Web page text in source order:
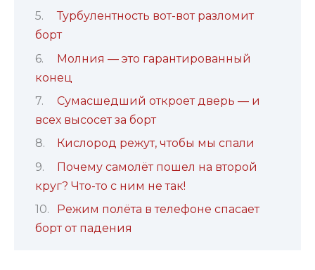
Турбулентность вот-вот разломит
борт
Молния — это гарантированный
конец
Сумасшедший откроет дверь — и
всех высосет за борт
Кислород режут, чтобы мы спали
Почему самолёт пошел на второй
круг? Что-то с ним не так!
Режим полёта в телефоне спасает
борт от падения